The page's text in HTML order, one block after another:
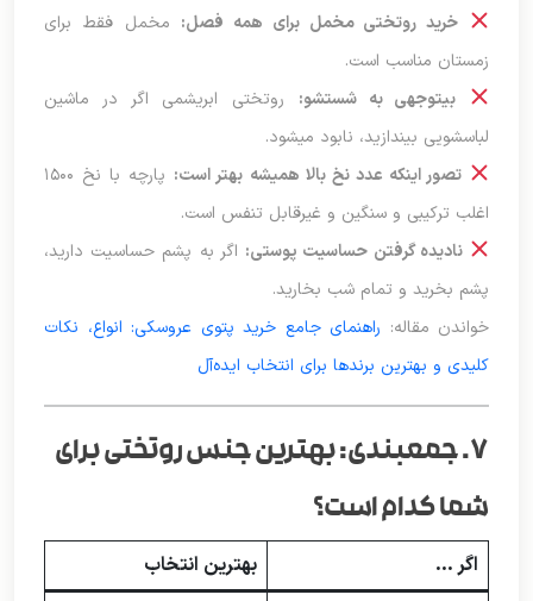
خرید روتختی مخمل برای همه فصل: مخمل فقط برای
زمستان مناسب است.
بیتوجهی به شستشو: روتختی ابریشمی اگر در ماشین
لباسشویی بیندازید، نابود میشود.
تصور اینکه عدد نخ بالا همیشه بهتر است:
پارچه با نخ ۱۵۰۰
اغلب ترکیبی و سنگین و غیرقابل تنفس است.
نادیده گرفتن حساسیت پوستی: اگر به پشم حساسیت دارید،
پشم بخرید و تمام شب بخارید.
خواندن مقاله: راهنمای جامع خرید پتوی عروسکی: انواع، نکات
کلیدی و بهترین برندها برای انتخاب ایده‌آل
۷. جمعبندی: بهترین جنس روتختی برای
شما کدام است؟
اگر …
بهترین انتخاب